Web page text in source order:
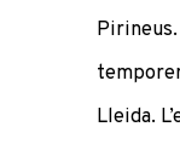
Lleida.